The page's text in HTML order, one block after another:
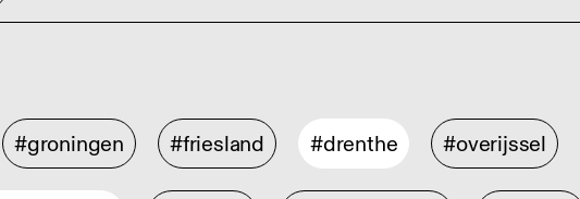
#groningen #friesland #drenthe #overijssel